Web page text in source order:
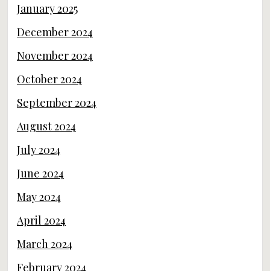
January 2025
December 2024
November 2024
October 2024
September 2024
August 2024
July 2024
June 2024
May 2024
April 2024
March 2024
February 2024